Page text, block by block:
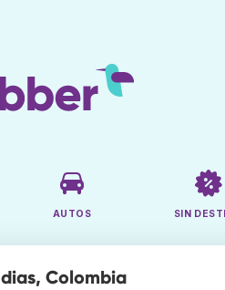
AUTOS SIN
Colombia